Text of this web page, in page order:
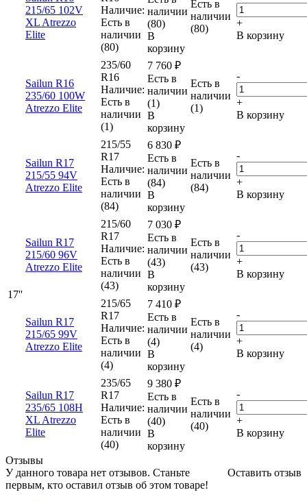
215/65 102V
XL Atrezzo
Elite
Наличие:
Есть в
наличии
(80)
наличии
(80)
В
корзину
Есть в
наличии
(80)
+
В корзину
Sailun R16
235/60 100W
Atrezzo Elite
235/60
R16
Наличие:
Есть в
наличии
(1)
7 760 ₽
Есть в
наличии
(1)
В
корзину
Есть в
наличии
(1)
-
+
В корзину
17''
Sailun R17
215/55 94V
Atrezzo Elite
215/55
R17
Наличие:
Есть в
наличии
(84)
6 830 ₽
Есть в
наличии
(84)
В
корзину
Есть в
наличии
(84)
-
+
В корзину
Sailun R17
215/60 96V
Atrezzo Elite
215/60
R17
Наличие:
Есть в
наличии
(43)
7 030 ₽
Есть в
наличии
(43)
В
корзину
Есть в
наличии
(43)
-
+
В корзину
Sailun R17
215/65 99V
Atrezzo Elite
215/65
R17
Наличие:
Есть в
наличии
(4)
7 410 ₽
Есть в
наличии
(4)
В
корзину
Есть в
наличии
(4)
-
+
В корзину
Sailun R17
235/65 108H
XL Atrezzo
Elite
235/65
R17
Наличие:
Есть в
наличии
(40)
9 380 ₽
Есть в
наличии
(40)
В
корзину
Есть в
наличии
(40)
-
+
В корзину
Отзывы
Оставить отзыв
У данного товара нет отзывов. Станьте
первым, кто оставил отзыв об этом товаре!